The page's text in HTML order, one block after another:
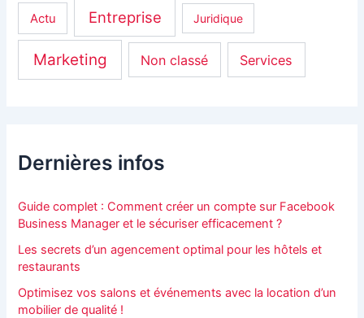
Actu Entreprise Juridique
Marketing Non classé Services
Dernières infos
Guide complet : Comment créer un compte sur Facebook
Business Manager et le sécuriser efficacement ?
Les secrets d’un agencement optimal pour les hôtels et
restaurants
Optimisez vos salons et événements avec la location d’un
mobilier de qualité !